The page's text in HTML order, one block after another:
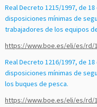
Real Decreto 1215/1997, de
disposiciones mínimas de
trabajadores de los equipos
https://www.boe.es/eli/es/rd/
Real Decreto 1216/1997, de
disposiciones mínimas de
los buques de pesca.
https://www.boe.es/eli/es/rd/